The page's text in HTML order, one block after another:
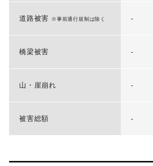
道路被害 ※事前通行規制は除く -
橋梁被害 -
山・崖崩れ -
被害総額 -